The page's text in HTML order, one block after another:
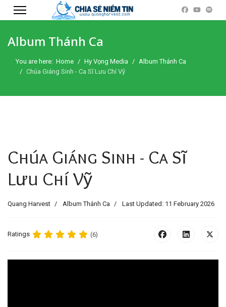
Album Thánh Ca
You are here: Home Hy Vọng Media
Album Thánh Ca
Chúa Giáng Sinh - Ca Sĩ Lưu Chí Vỹ
Chúa Giáng Sinh - Ca Sĩ
Lưu Chí Vỹ
Quang Harvest Album Thánh Ca Last Updated: 11 February 2026
Ratings (6)